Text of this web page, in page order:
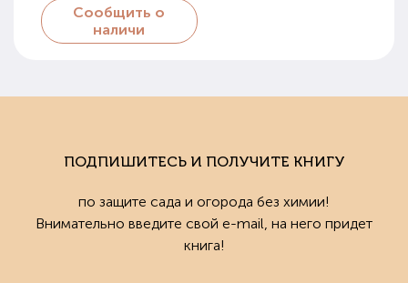
Сообщить о
наличи
ПОДПИШИТЕСЬ И ПОЛУЧИТЕ КНИГУ
по защите сада и огорода без химии!
Внимательно введите свой e-mail, на него придет
книга!